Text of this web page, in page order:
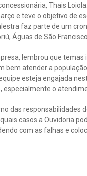
Thais
e teve o objetivo de
faz parte de um
Águas de São
lembrou que
bem atender a
esteja engajada
o
das responsabilidades
casos a Ouvidoria
com as falhas e